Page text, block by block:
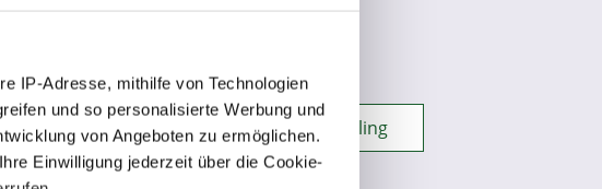
IP-Adresse, mithilfe von Technologien
und so personalisierte Werbung und
von Angeboten zu ermöglichen.
Einwilligung jederzeit über die Cookie-
Rechnungswesen + Steuern + Controlling